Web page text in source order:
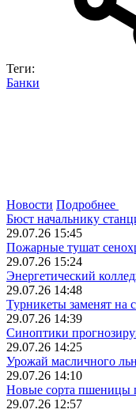
Теги:
Банки
Новости Подробнее
Бюст начальнику
29.07.26 15:45
Пожарные тушат
29.07.26 15:24
Энергетический
29.07.26 14:48
Турникеты заменят на
29.07.26 14:39
Синоптики
29.07.26 14:25
Урожай масличного
29.07.26 14:10
Новые сорта пшеницы
29.07.26 12:57